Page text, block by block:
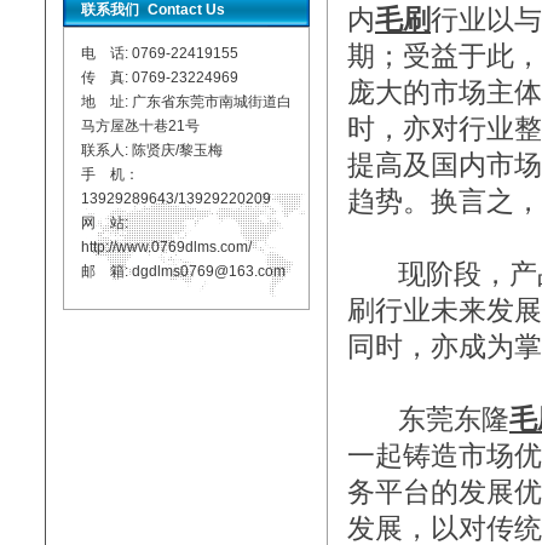
联系我们 Contact Us
电 话: 0769-22419155
传 真: 0769-23224969
地 址: 广东省东莞市南城街道白
马方屋氹十巷21号
联系人: 陈贤庆/黎玉梅
手 机：
13929289643/13929220209
网 站:
http://www.0769dlms.com/
邮 箱: dgdlms0769@163.com
内毛刷行业以
期；受益于此
庞大的市场主
时，亦对行业
提高及国内市
趋势。换言之
现阶段，产
刷行业未来发
同时，亦成为
东莞东隆
一起铸造市场
务平台的发展
发展，以对传